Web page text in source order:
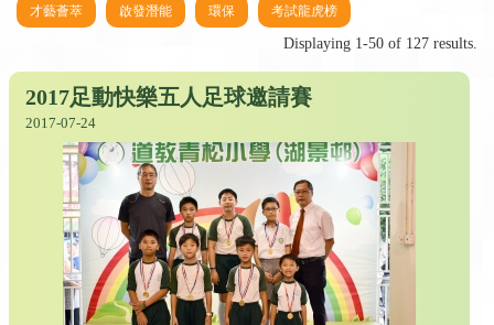
才藝薈萃 啟發潛能 環保 考試龍虎榜
Displaying 1-50 of 127 results.
2017足動快樂五人足球邀請賽
2017-07-24